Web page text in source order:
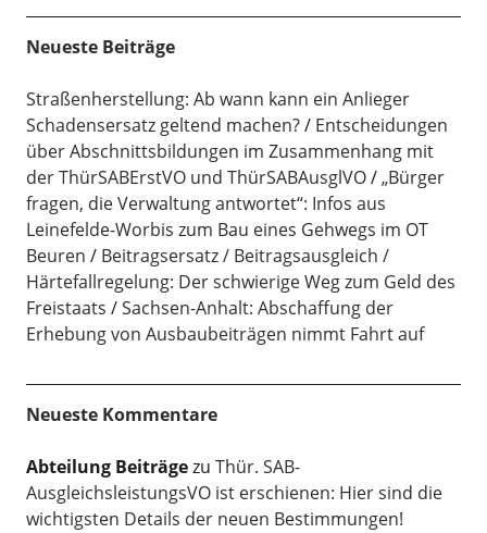
Neueste Beiträge
Straßenherstellung: Ab wann kann ein Anlieger
Schadensersatz geltend machen?
Entscheidungen
über Abschnittsbildungen im Zusammenhang mit
der ThürSABErstVO und ThürSABAusglVO
„Bürger
fragen, die Verwaltung antwortet“: Infos aus
Leinefelde-Worbis zum Bau eines Gehwegs im OT
Beuren
Beitragsersatz / Beitragsausgleich /
Härtefallregelung: Der schwierige Weg zum Geld des
Freistaats
Sachsen-Anhalt: Abschaffung der
Erhebung von Ausbaubeiträgen nimmt Fahrt auf
Neueste Kommentare
Abteilung Beiträgezu Thür. SAB-
AusgleichsleistungsVO ist erschienen: Hier sind die
wichtigsten Details der neuen Bestimmungen!